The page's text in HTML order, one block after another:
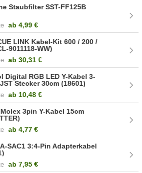
Staubfilter SST-FF125B
ab4,99 €
LINK Kabel-Kit 600 / 200 /
9011118-WW)
ab 30,31 €
Digital RGB LED Y-Kabel 3-
Stecker 30cm (18601)
ab 10,48 €
3pin Y-Kabel 15cm
ab4,77 €
SAC1 3:4-Pin Adapterkabel
ab 7,95 €